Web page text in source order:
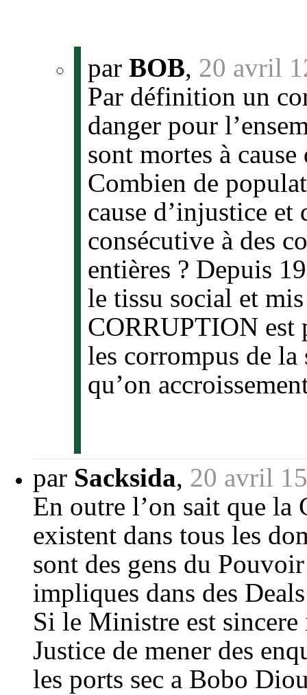
par BOB, 20 avril
Par définition un
danger pour
sont mortes à
Combien de
cause d’injustice
consécutive à des
entières ? Depuis
le tissu social et
CORRUPTION est
les corrompus de
qu’on
par Sacksida, 20 avril
En outre l’on sait que la
existent dans tous les
sont des gens du
impliques dans des
Si le Ministre est
Justice de mener des
les ports sec a Bobo